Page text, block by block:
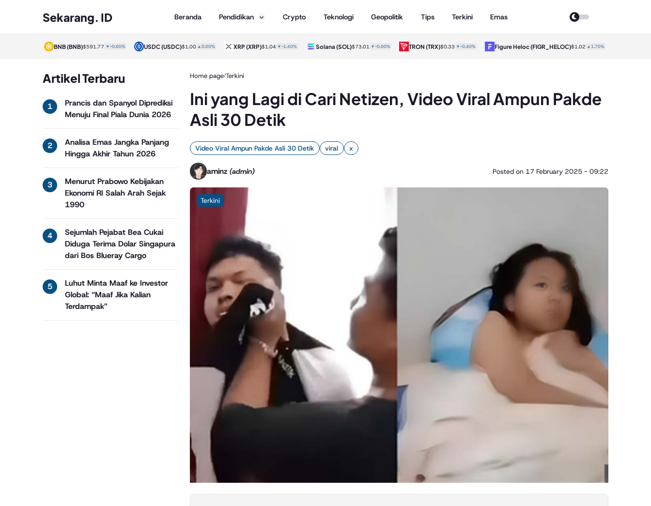
Sekarang. ID Beranda Pendidikan Crypto Teknologi Geopolitik Tips Terkini Emas
BNB(BNB)$591.77 ▼-0.60% USDC(USDC)$1.00▲0.00% XRP(XRP)$1.04 ▼-1.40% Solana(SOL)$73.01 ▼-0.80% TRON(TRX)$0.33▼-0.40% Figure Heloc(FIGR_HELOC)$1.02▲1.70%
Artikel Terbaru
Prancis dan Spanyol Diprediksi
Menuju Final Piala Dunia 2026
Analisa Emas Jangka Panjang
Hingga Akhir Tahun 2026
Menurut Prabowo Kebijakan
Ekonomi RI Salah Arah Sejak
1990
Sejumlah Pejabat Bea Cukai
Diduga Terima Dolar Singapura
dari Bos Blueray Cargo
Luhut Minta Maaf ke Investor
Global: “Maaf Jika Kalian
Terdampak”
Home page/Terkini
Ini yang Lagi di Cari Netizen, Video Viral Ampun Pakde
Asli 30 Detik
Video Viral Ampun Pakde Asli 30 Detik viral x
aminz (admin) Posted on 17 February 2025 - 09:22
Terkini